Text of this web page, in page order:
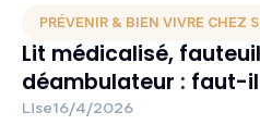
PRÉVENIR & BIEN VIVRE CHEZ
Lit médicalisé,
déambulateur : faut-
Lise16/4/2026